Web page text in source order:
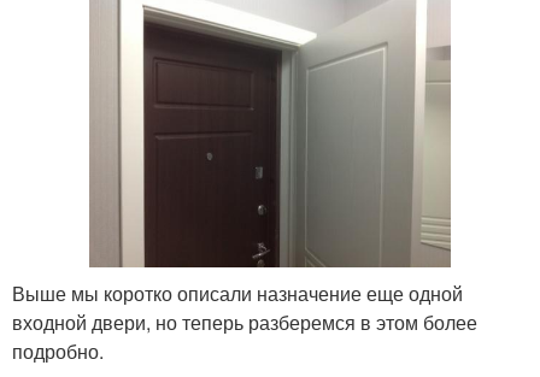
Выше мы коротко описали назначение еще одной
входной двери, но теперь разберемся в этом более
подробно.